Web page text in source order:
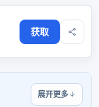
获取
展开更多